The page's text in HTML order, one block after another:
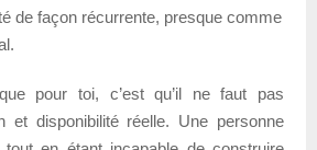
de façon récurrente, presque comme
pour toi, c’est qu’il ne faut pas
et disponibilité réelle. Une personne